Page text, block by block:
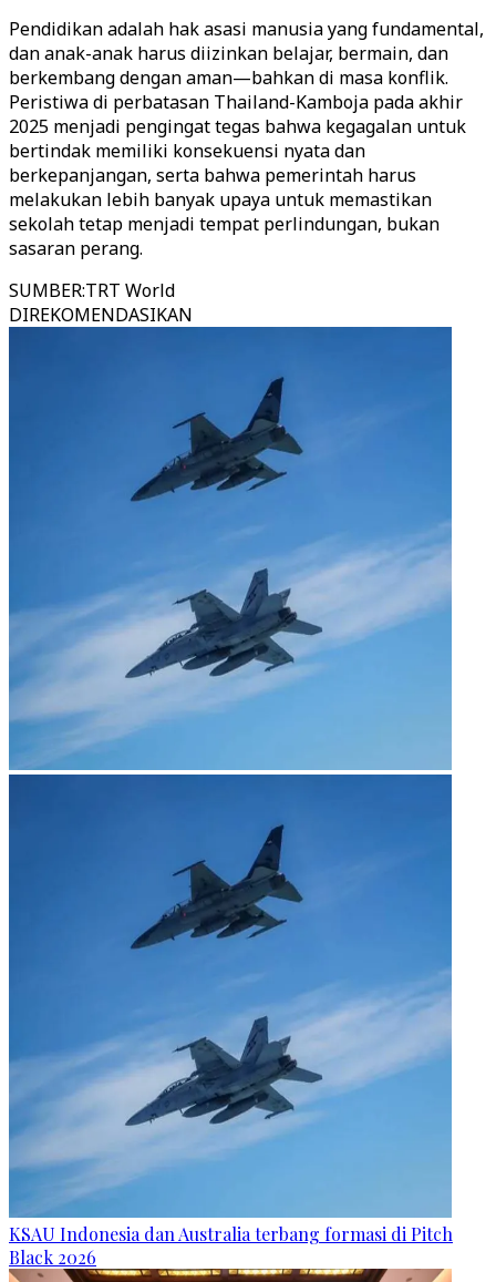
Pendidikan adalah hak asasi manusia yang fundamental,
dan anak-anak harus diizinkan belajar, bermain, dan
berkembang dengan aman—bahkan di masa konflik.
Peristiwa di perbatasan Thailand-Kamboja pada akhir
2025 menjadi pengingat tegas bahwa kegagalan untuk
bertindak memiliki konsekuensi nyata dan
berkepanjangan, serta bahwa pemerintah harus
melakukan lebih banyak upaya untuk memastikan
sekolah tetap menjadi tempat perlindungan, bukan
sasaran perang.
SUMBER:TRT World
DIREKOMENDASIKAN
KSAU Indonesia dan Australia terbang formasi di Pitch
Black 2026